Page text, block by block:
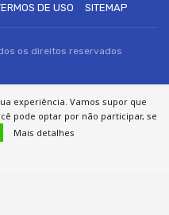
DE USO SITEMAP
os direitos reservados
experiência. Vamos supor que
pode optar por não participar, se
Mais detalhes